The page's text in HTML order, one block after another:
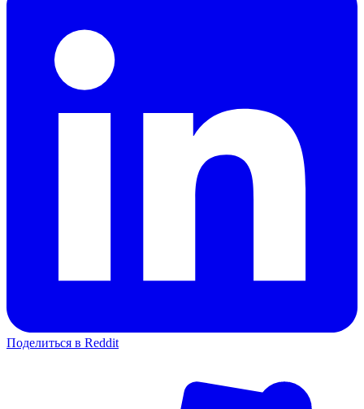
Поделиться в Reddit